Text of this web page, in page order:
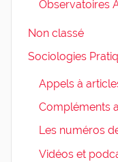
Observatoires
Non classé
Sociologies
Appels à
Compléments
Les numéros
Vidéos et